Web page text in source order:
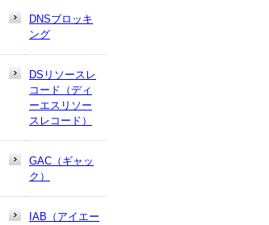
DNSブロッキ
ング
DSリソースレ
コード（ディ
ーエスリソー
スレコード）
GAC（ギャッ
ク）
IAB（アイエー